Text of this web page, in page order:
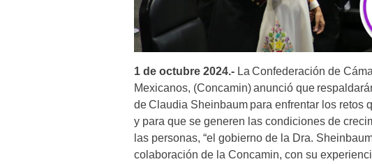
1 de octubre 2024.- La Confederación de
Mexicanos, (Concamin) anunció que
de Claudia Sheinbaum para enfrentar los retos
y para que se generen las condiciones de
las personas, “el gobierno de la Dra.
colaboración de la Concamin, con su